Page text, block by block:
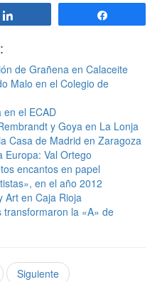
de Grañena en Calaceite
Malo en el Colegio de
en el ECAD
y Goya en La Lonja
Casa de Madrid en Zaragoza
Europa: Val Ortego
encantos en papel
en el año 2012
Art en Caja Rioja
la «A» de
Siguiente